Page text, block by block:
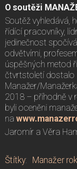
O soutěži
Soutěž vyhledává,
řídící pracovníky,
jedinečnost
odvětvími,
úspěšných metod
čtvrtstoletí dostalo
Manažer/
2018 – příhodně v
byli oceněni
na
Jaromír a Věra
Štítky: Manažer